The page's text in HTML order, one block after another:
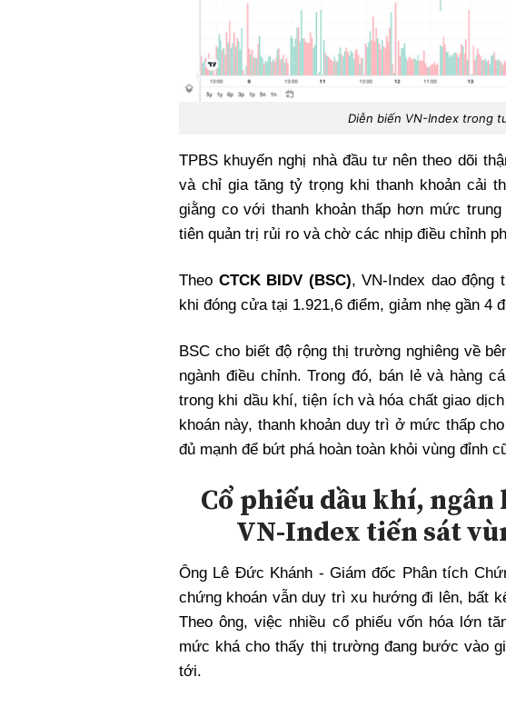
Diễn biến VN-Index trong
TPBS khuyến nghị nhà đầu tư nên theo dõi
và chỉ gia tăng tỷ trọng khi thanh khoản cải
giằng co với thanh khoản thấp hơn mức
tiên quản trị rủi ro và chờ các nhịp điều chỉnh
Theo CTCK BIDV (BSC), VN-Index dao động
khi đóng cửa tại 1.921,6 điểm, giảm nhẹ gần 4
BSC cho biết độ rộng thị trường nghiêng về
ngành điều chỉnh. Trong đó, bán lẻ và hàng
trong khi dầu khí, tiện ích và hóa chất giao
khoán này, thanh khoản duy trì ở mức thấp
đủ mạnh để bứt phá hoàn toàn khỏi vùng đỉnh
Cổ phiếu dầu khí,
VN-Index tiến sát
Ông Lê Đức Khánh - Giám đốc Phân tích
chứng khoán vẫn duy trì xu hướng đi lên, bất
Theo ông, việc nhiều cổ phiếu vốn hóa lớn
mức khá cho thấy thị trường đang bước vào
tới.